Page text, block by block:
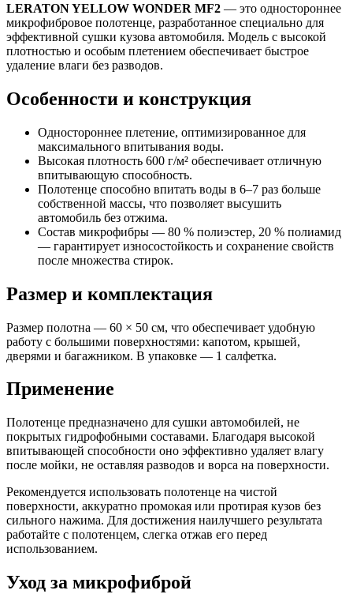
LERATON YELLOW WONDER MF2 — это одностороннее
микрофибровое полотенце, разработанное специально для
эффективной сушки кузова автомобиля. Модель с высокой
плотностью и особым плетением обеспечивает быстрое
удаление влаги без разводов.
Особенности и конструкция
Одностороннее плетение, оптимизированное для
максимального впитывания воды.
Высокая плотность 600 г/м² обеспечивает отличную
впитывающую способность.
Полотенце способно впитать воды в 6–7 раз больше
собственной массы, что позволяет высушить
автомобиль без отжима.
Состав микрофибры — 80 % полиэстер, 20 % полиамид
— гарантирует износостойкость и сохранение свойств
после множества стирок.
Размер и комплектация
Размер полотна — 60 × 50 см, что обеспечивает удобную
работу с большими поверхностями: капотом, крышей,
дверями и багажником. В упаковке — 1 салфетка.
Применение
Полотенце предназначено для сушки автомобилей, не
покрытых гидрофобными составами. Благодаря высокой
впитывающей способности оно эффективно удаляет влагу
после мойки, не оставляя разводов и ворса на поверхности.
Рекомендуется использовать полотенце на чистой
поверхности, аккуратно промокая или протирая кузов без
сильного нажима. Для достижения наилучшего результата
работайте с полотенцем, слегка отжав его перед
использованием.
Уход за микрофиброй